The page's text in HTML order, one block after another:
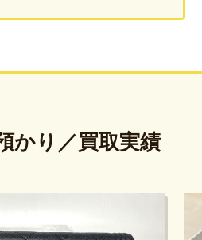
かり／買取実績